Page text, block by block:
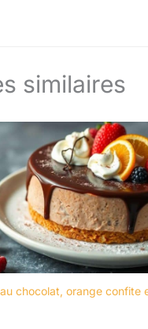
couvercle
couvercle
vous permet de
les aliments à
et qui empêche
efficacement la
ou les insectes de
tomber sur les
est idéal pour le
l'après-midi, les
repas de famille.
similaires
chocolat, orange confite